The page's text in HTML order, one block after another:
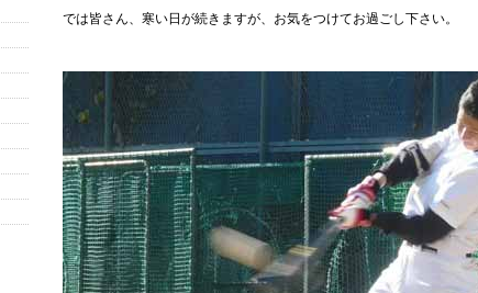
では皆さん、寒い日が続きますが、お気をつけてお過ごし下さい。